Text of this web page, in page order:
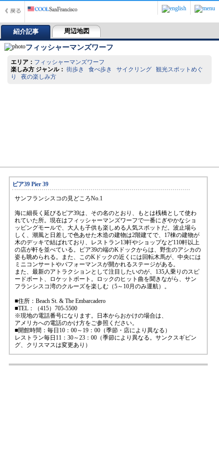
紹介記事 周辺地図
フィッシャーマンズワーフ
エリア： フィッシャーマンズワーフ
楽しみ方 ジャンル： 街歩き 食べ歩き サイクリング 観光スポットめぐ
り 夜の楽しみ方
ピア39 Pier 39
サンフランシスコの見どころNo.1
海に細長く延びるピア39は、その名のとおり、もとは桟橋として使わ
れていた所。現在はフィッシャーマンズワーフで一番にぎやかなショ
ッピングモールで、大人も子供も楽しめる人気スポットだ。波止場ら
しく、潮風と日差しで色あせた木造の建物は2階建てで、17棟の建物が
木のデッキで結ばれており、レストラン13軒やショップなど110軒以上
の店が軒を並べている。ピア39の端のKドックからは、野生のアシカの
姿も眺められる。また、このKドックの近くには回転木馬が、中央には
ミニコンサートやパフォーマンスが開かれるステージがある。
また、最新のアトラクションとして注目したいのが、135人乗りのスピ
ードボート、ロケットボート。ロックのヒット曲を聞きながら、サン
フランシスコ湾のクルーズを楽しむ（5～10月のみ運航）。
■住所：Beach St. & The Embarcadero
■TEL：（415）705-5500
※現地の電話番号になります。日本からおかけの場合は、
アメリカへの電話のかけ方をご参照ください。
■開館時間：毎日10：00～19：00（季節・店により異なる）
レストラン毎日11：30～23：00（季節により異なる。サンクスギビン
グ、クリスマスは変更あり）